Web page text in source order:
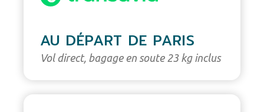
AU DÉPART DE PARIS
Vol direct, bagage en soute 23 kg inclus